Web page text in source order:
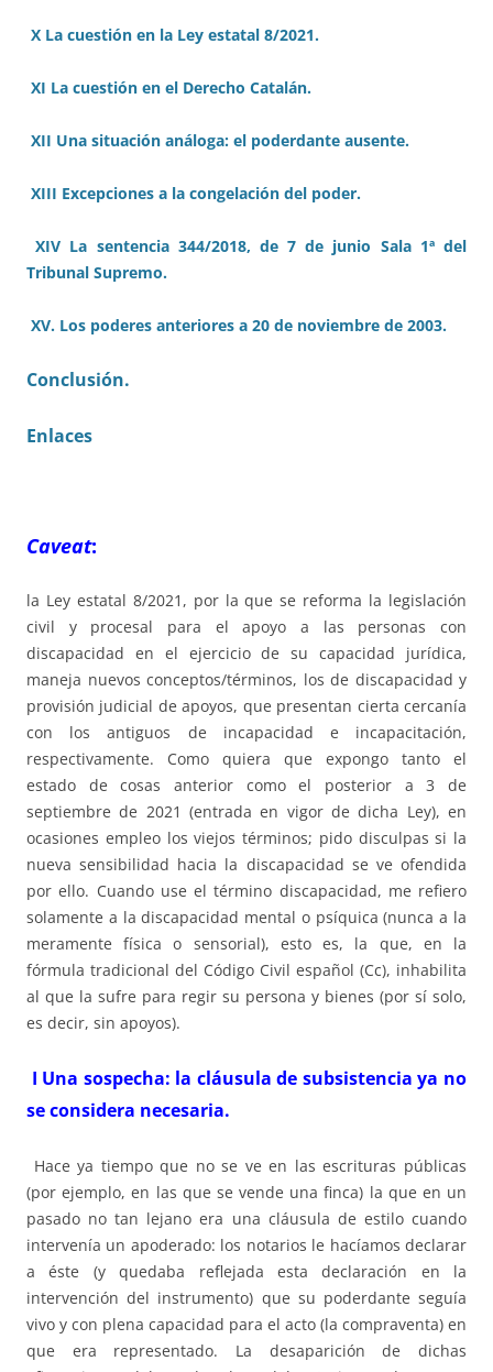
X La cuestión en la Ley estatal 8/2021.
XI La cuestión en el Derecho Catalán.
XII Una situación análoga: el poderdante ausente.
XIII Excepciones a la congelación del poder.
XIV La sentencia 344/2018, de 7 de junio Sala 1ª del
Tribunal Supremo.
XV. Los poderes anteriores a 20 de noviembre de 2003.
Conclusión.
Enlaces
Caveat:
la Ley estatal 8/2021, por la que se reforma la legislación
civil y procesal para el apoyo a las personas con
discapacidad en el ejercicio de su capacidad jurídica,
maneja nuevos conceptos/términos, los de discapacidad y
provisión judicial de apoyos, que presentan cierta cercanía
con los antiguos de incapacidad e incapacitación,
respectivamente. Como quiera que expongo tanto el
estado de cosas anterior como el posterior a 3 de
septiembre de 2021 (entrada en vigor de dicha Ley), en
ocasiones empleo los viejos términos; pido disculpas si la
nueva sensibilidad hacia la discapacidad se ve ofendida
por ello. Cuando use el término discapacidad, me refiero
solamente a la discapacidad mental o psíquica (nunca a la
meramente física o sensorial), esto es, la que, en la
fórmula tradicional del Código Civil español (Cc), inhabilita
al que la sufre para regir su persona y bienes (por sí solo,
es decir, sin apoyos).
I Una sospecha: la cláusula de subsistencia ya no
se considera necesaria.
Hace ya tiempo que no se ve en las escrituras públicas
(por ejemplo, en las que se vende una finca) la que en un
pasado no tan lejano era una cláusula de estilo cuando
intervenía un apoderado: los notarios le hacíamos declarar
a éste (y quedaba reflejada esta declaración en la
intervención del instrumento) que su poderdante seguía
vivo y con plena capacidad para el acto (la compraventa) en
que era representado. La desaparición de dichas